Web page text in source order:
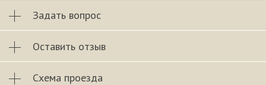
Задать вопрос
Оставить отзыв
Схема проезда